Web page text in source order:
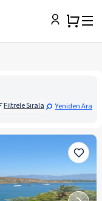
Filtrele Sırala Yeniden Ara